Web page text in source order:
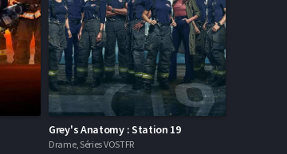
Grey's Anatomy : Station 19
Drame, Séries VOSTFR